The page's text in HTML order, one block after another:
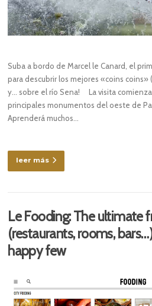
Suba a bordo de Marcel le Canard, el
para descubrir los mejores «coins coins»
y… sobre el río Sena! La visita
principales monumentos del oeste de
Aprenderá muchos…
leer más
Le Fooding: The ultimate
(restaurants, rooms,
happy few